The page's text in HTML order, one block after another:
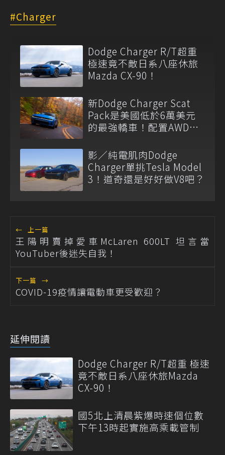
Charger
Dodge Charger R/T超重
極速竟不敵日系八座休旅
Mazda CX-90！
新Dodge Charger Scat
Pack是美國低於6萬美元
的最強轎車！配置AWD還
影／純電肌肉Dodge
Charger單挑Tesla Model
3！道奇還是好好做V8吧？
← 上一篇
王陽明賣掉愛車McLaren 600LT 坦言當
YouTuber後迷失自我！
下一篇 →
COVID-19疫情讓電動車更受歡迎？
延伸閱讀
Dodge Charger R/T超重 極速
竟不敵日系八座休旅Mazda
CX-90！
國5北上清晨紫爆時速個位數
下午13時起實施高乘載管制